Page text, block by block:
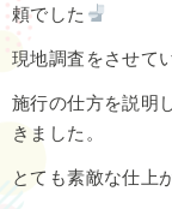
頼でした‪
現地調査をさせて
施行の仕方を説明
きました。
とても素敵な仕上